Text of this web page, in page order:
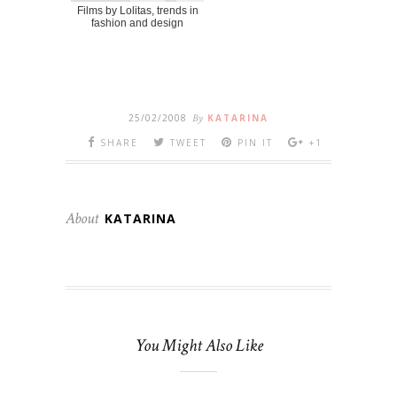
Films by Lolitas, trends in
fashion and design
25/02/2008 By KATARINA
SHARE
TWEET PIN IT +1
About KATARINA
You Might Also Like